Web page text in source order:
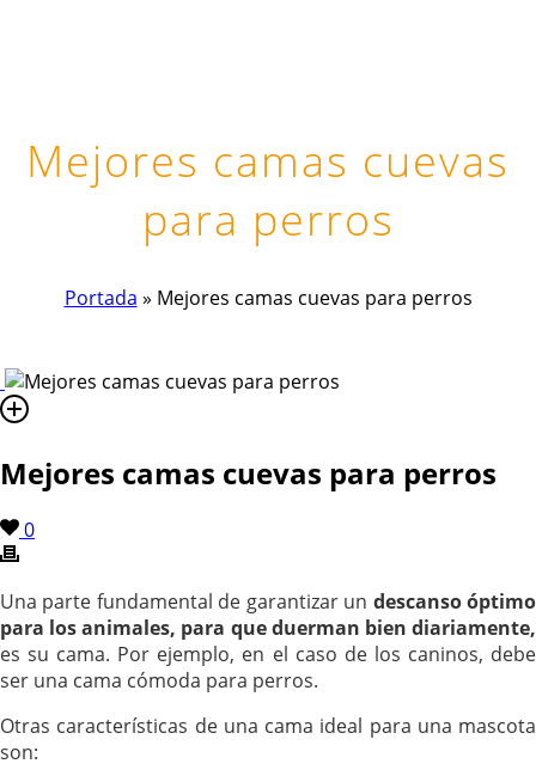
Mejores camas cuevas
para perros
Portada » Mejores camas cuevas para perros
Mejores camas cuevas para perros
0
Una parte fundamental de garantizar un descanso óptimo
para los animales, para que duerman bien diariamente,
es su cama. Por ejemplo, en el caso de los caninos, debe
ser una cama cómoda para perros.
Otras características de una cama ideal para una mascota
son: